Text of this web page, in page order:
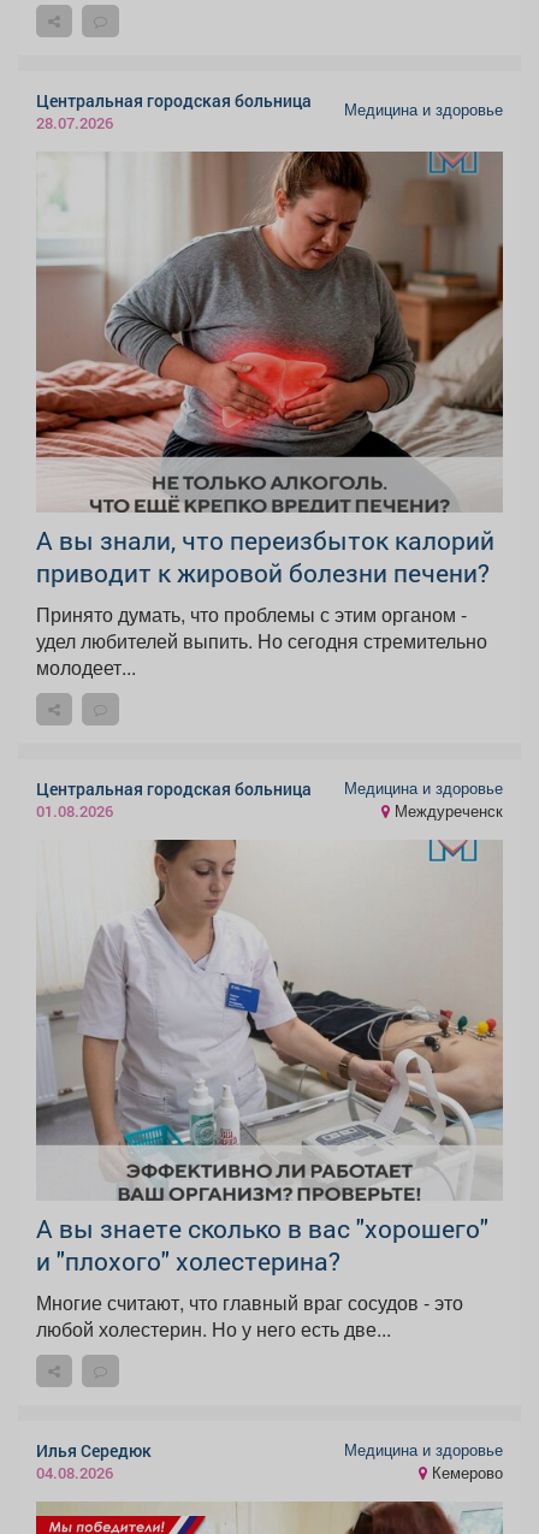
Центральная городская больница
28.07.2026
Медицина и здоровье
А вы знали, что переизбыток калорий
приводит к жировой болезни печени?
Принято думать, что проблемы с этим органом -
удел любителей выпить. Но сегодня стремительно
молодеет...
Центральная городская больница
01.08.2026
Медицина и здоровье
Междуреченск
А вы знаете сколько в вас "хорошего"
и "плохого" холестерина?
Многие считают, что главный враг сосудов - это
любой холестерин. Но у него есть две...
Илья Середюк
04.08.2026
Медицина и здоровье
Кемерово